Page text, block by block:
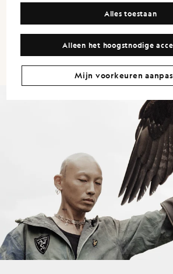
Club.“
LEWIS GOWLER - HOOFD
Alleen het hoogstnodige
Alles toestaan
Mijn voorkeuren